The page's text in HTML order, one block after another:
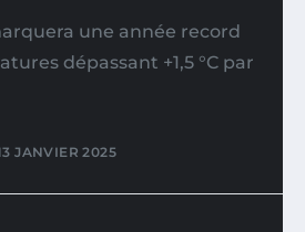
une année record
dépassant +1,5 °C par
JANVIER 2025